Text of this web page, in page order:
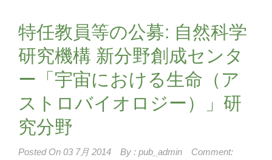
特任教員等の公募: 自然科学
研究機構 新分野創成センタ
ー「宇宙における生命（ア
ストロバイオロジー）」研
究分野
Posted On 03 7月 2014 By : pub_admin
Comment: